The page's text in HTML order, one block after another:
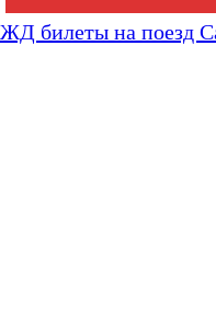
ЖД билеты на поезд